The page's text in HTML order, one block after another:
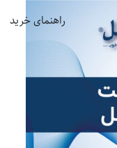
راهنمای خرید